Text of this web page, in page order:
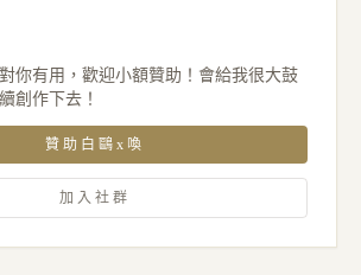
你有用，歡迎小額贊助！會給我很大鼓
創作下去！
贊助白鷗x喚
加入社群